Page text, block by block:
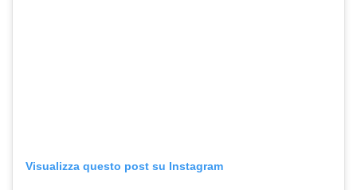
Visualizza questo post su Instagram